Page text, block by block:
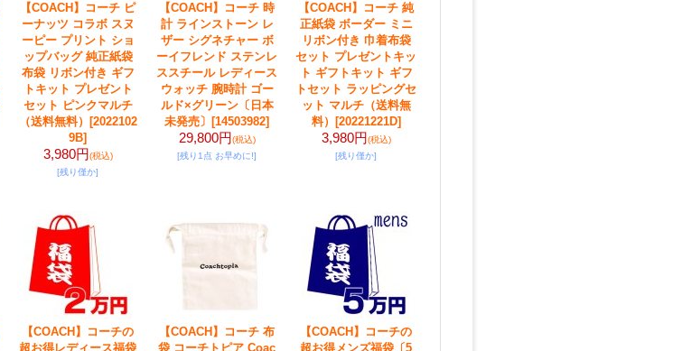
【COACH】コーチ ピ
ーナッツ コラボ スヌ
ーピー プリント ショ
ップバッグ 純正紙袋
布袋 リボン付き ギフ
トキット プレゼント
セット ピンクマルチ
（送料無料）
[2022102
9B]
3,980円(税込)
[残り僅か]
【COACH】コーチ 時
計 ラインストーン レ
ザー シグネチャー ボ
ーイフレンド ステンレ
ススチール レディース
ウォッチ 腕時計 ゴー
ルド×グリーン〔日本
未発売〕 [14503982]
29,800円(税込)
[残り1点 お早めに!]
【COACH】コーチ 純
正紙袋 ボーダー ミニ
リボン付き 巾着布袋
セット プレゼントキッ
ト ギフトキット ギフ
トセット ラッピングセ
ット マルチ（送料無
料）
[20221221D]
3,980円(税込)
[残り僅か]
【COACH】コーチの
超お得レディース福袋
【COACH】コーチ 布
袋 コーチトピア Coac
【COACH】コーチの
超お得メンズ福袋〔5